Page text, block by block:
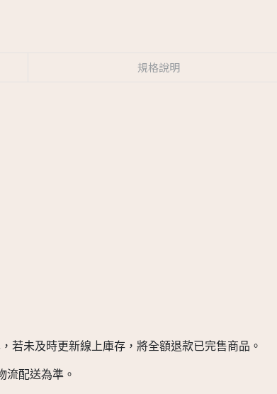
規格說明
若未及時更新線上庫存，將全額退款已完售商品。
流配送為準。